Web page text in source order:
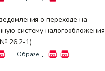
о переходе на
систему налогообложения
26.2-1)
Образец